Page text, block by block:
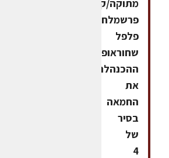
מתוקה/קרם
פרשמלח,
פלפל
שחוראופן
ההכנהלהמיס
את
החמאה
בסיר
של
4